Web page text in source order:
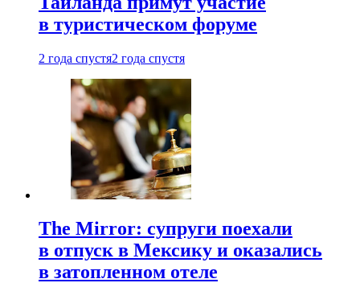
в туристическом форуме
2 года спустя2 года спустя
The Mirror: супруги поехали
в отпуск в Мексику и оказались
в затопленном отеле